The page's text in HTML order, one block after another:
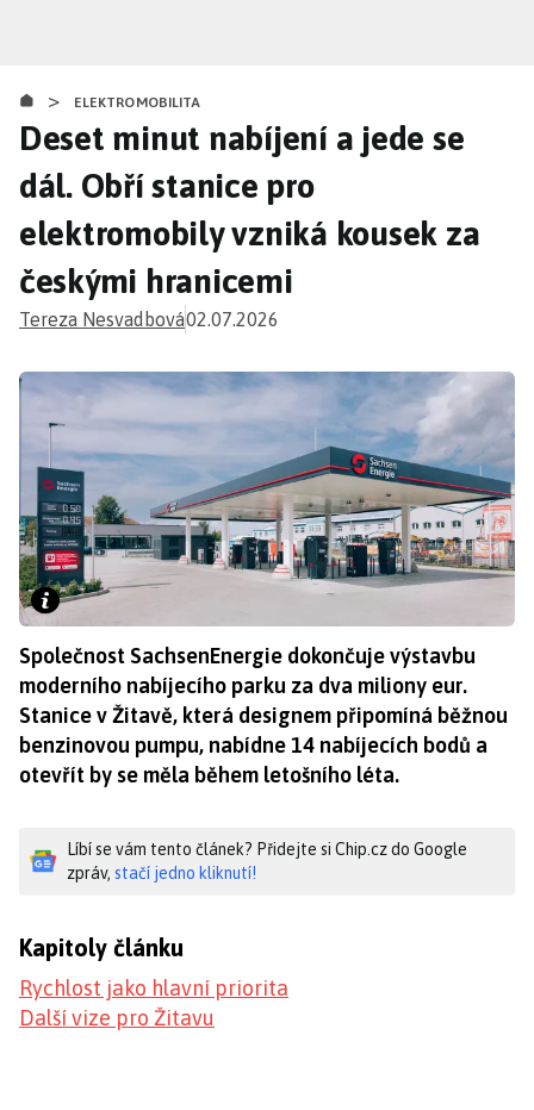
obsahu
> ELEKTROMOBILITA
Deset minut nabíjení a jede se
dál. Obří stanice pro
elektromobily vzniká kousek za
českými hranicemi
Tereza Nesvadbová02.07.2026
Společnost SachsenEnergie dokončuje výstavbu
moderního nabíjecího parku za dva miliony eur.
Stanice v Žitavě, která designem připomíná běžnou
benzinovou pumpu, nabídne 14 nabíjecích bodů a
otevřít by se měla během letošního léta.
Líbí se vám tento článek? Přidejte si Chip.cz do Google
zpráv, stačí jedno kliknutí!
Kapitoly článku
Rychlost jako hlavní priorita
Další vize pro Žitavu